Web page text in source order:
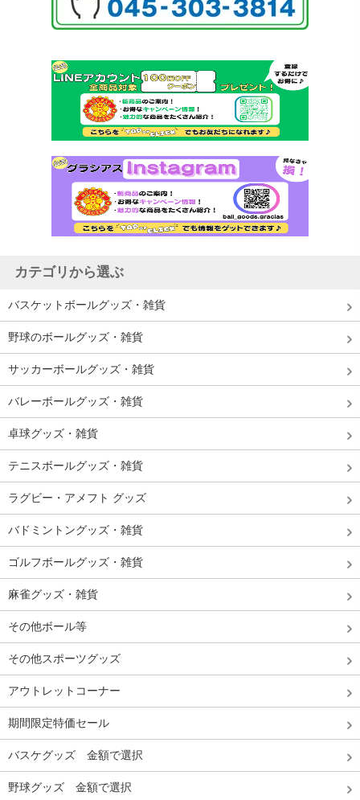
カテゴリから選ぶ
バスケットボールグッズ・雑貨
野球のボールグッズ・雑貨
サッカーボールグッズ・雑貨
バレーボールグッズ・雑貨
卓球グッズ・雑貨
テニスボールグッズ・雑貨
ラグビー・アメフト グッズ
バドミントングッズ・雑貨
ゴルフボールグッズ・雑貨
麻雀グッズ・雑貨
その他ボール等
その他スポーツグッズ
アウトレットコーナー
期間限定特価セール
バスケグッズ 金額で選択
野球グッズ 金額で選択